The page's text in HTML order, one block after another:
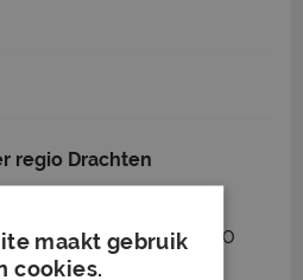
regio Drachten
32 - 40 uur
MBO
maakt gebruik
cookies.